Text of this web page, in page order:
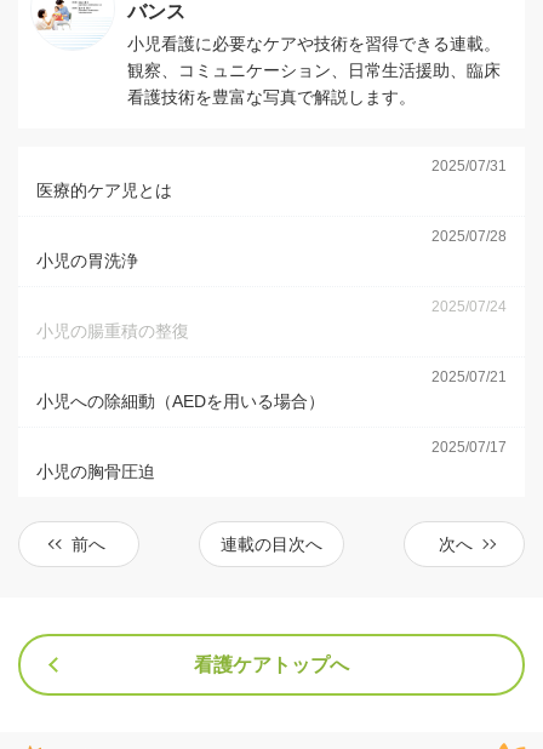
バンス
小児看護に必要なケアや技術を習得できる連載。
観察、コミュニケーション、日常生活援助、臨床
看護技術を豊富な写真で解説します。
2025/07/31
医療的ケア児とは
2025/07/28
小児の胃洗浄
2025/07/24
小児の腸重積の整復
2025/07/21
小児への除細動（AEDを用いる場合）
2025/07/17
小児の胸骨圧迫
前へ 連載の目次へ 次へ
看護ケアトップへ